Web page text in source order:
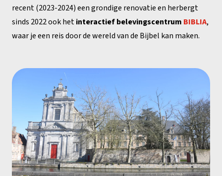
recent (2023-2024) een grondige renovatie en herbergt
sinds 2022 ook hetinteractief belevingscentrum BIBLIA,
waar je een reis door de wereld van de Bijbel kan maken.